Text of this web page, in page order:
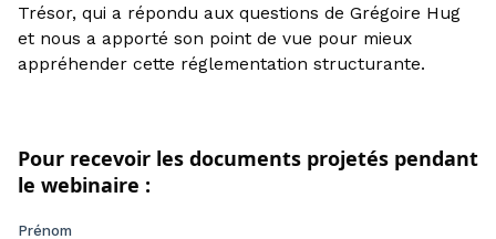
Trésor, qui a répondu aux questions de Grégoire Hug
et nous a apporté son point de vue pour mieux
appréhender cette réglementation structurante.
Pour recevoir les documents projetés pendant
le webinaire :